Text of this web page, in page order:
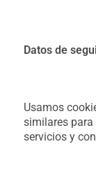
Datos de
Usamos
similares
servicios y